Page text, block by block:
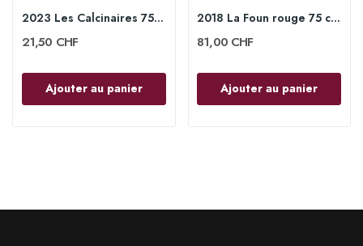
2023 Les Calcinaires 75 cl - Domaine Gauby
21,50 CHF
Ajouter au panier
2018 La Foun rouge 75 cl - Domaine Gauby
81,00 CHF
Ajouter au panier